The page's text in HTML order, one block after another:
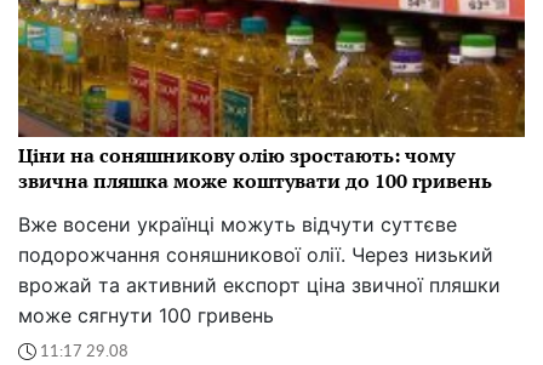
Ціни на соняшникову олію зростають: чому
звична пляшка може коштувати до 100 гривень
Вже восени українці можуть відчути суттєве
подорожчання соняшникової олії. Через низький
врожай та активний експорт ціна звичної пляшки
може сягнути 100 гривень
11:17 29.08